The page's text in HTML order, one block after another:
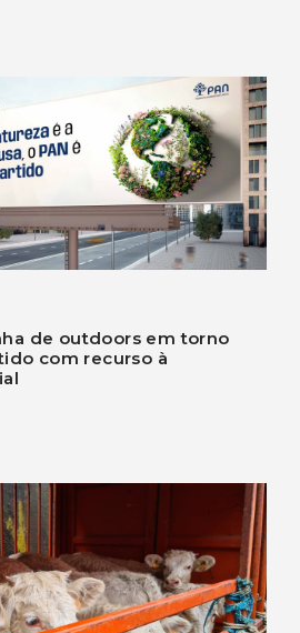
de outdoors em torno
com recurso à